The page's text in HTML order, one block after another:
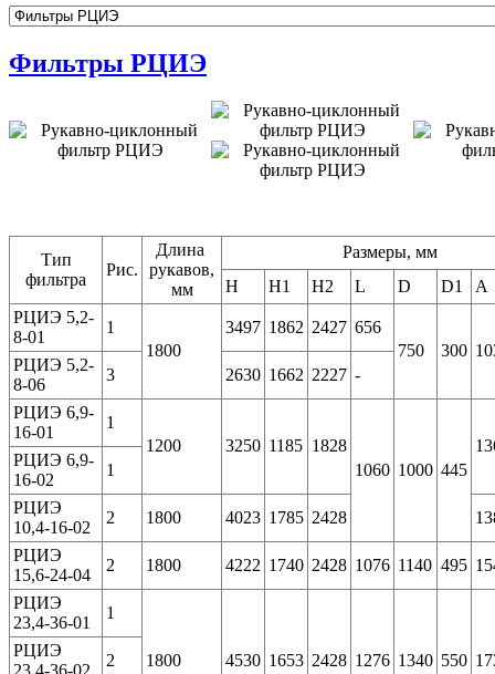
Фильтры РЦИЭ
Тип
фильтра
Рис.
Длина
рукавов,
мм
Размеры, мм
H
H1 H2 L D D1
A
РЦИЭ 5,2-
8-01
1
1800
3497 1862 2427 656
750
300
РЦИЭ 5,2-
8-06
3 2630 1662 2227 -
РЦИЭ 6,9-
16-01
1
1200
3250 1185 1828
1060 1000 445
РЦИЭ 6,9-
16-02
1
РЦИЭ
10,4-16-02
2 1800 4023 1785 2428
РЦИЭ
15,6-24-04
2 1800 4222 1740 2428 1076 1140 495
РЦИЭ
23,4-36-01
1
1800 4530 1653 2428 1276 1340 550
РЦИЭ
23,4-36-02
2